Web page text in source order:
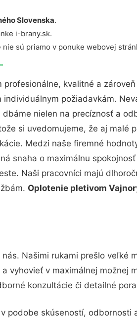
Slovenska.
i-brany.sk.
sú priamo v ponuke webovej
profesionálne, kvalitné a
požiadavkám.
nielen na precíznosť a
si uvedomujeme, že aj malé
Medzi naše firemné
snaha o maximálnu
Naši pracovníci majú
Oplotenie pletivom
Našimi rukami prešlo veľké
vyhovieť v maximálnej možnej
konzultácie či detailné
podobe skúseností, odbornosti